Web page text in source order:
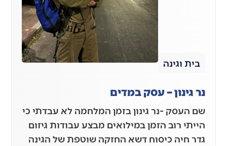
בית וגינה
נר גינון – עסק במדים
שם העסק -נר גינון בזמן המלחמה לא עבדתי כי
הייתי רוב הזמן במילואים מבצע עבודות גיזום
גדר חיה כיסוח דשא החזקה שוטפת של הגינה